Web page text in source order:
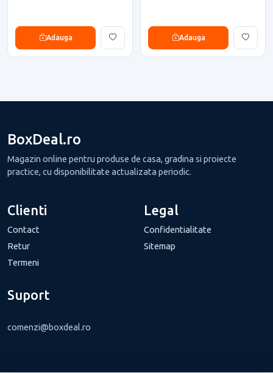
Adauga Adauga
BoxDeal.ro
Magazin online pentru produse de casa, gradina si proiecte
practice, cu disponibilitate actualizata periodic.
Clienti
Contact
Retur
Termeni
Legal
Confidentialitate
Sitemap
Suport
comenzi@boxdeal.ro